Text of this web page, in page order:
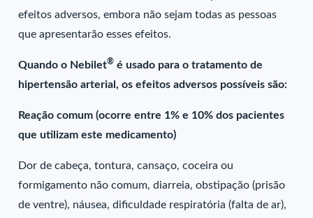
efeitos adversos, embora não sejam todas as pessoas
que apresentarão esses efeitos.
Quando o Nebilet® é usado para o tratamento de
hipertensão arterial, os efeitos adversos possíveis são:
Reação comum (ocorre entre 1% e 10% dos pacientes
que utilizam este medicamento)
Dor de cabeça, tontura, cansaço, coceira ou
formigamento não comum, diarreia, obstipação (prisão
de ventre), náusea, dificuldade respiratória (falta de ar),